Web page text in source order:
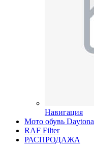
Навигация
Мото обувь Daytona
RAF Filter
РАСПРОДАЖА